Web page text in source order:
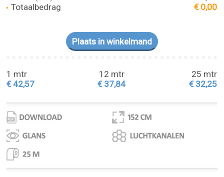
Totaalbedrag
€ 0,00
1 mtr
€ 42,57
12 mtr
€ 37,84
25 mtr
€ 32,25